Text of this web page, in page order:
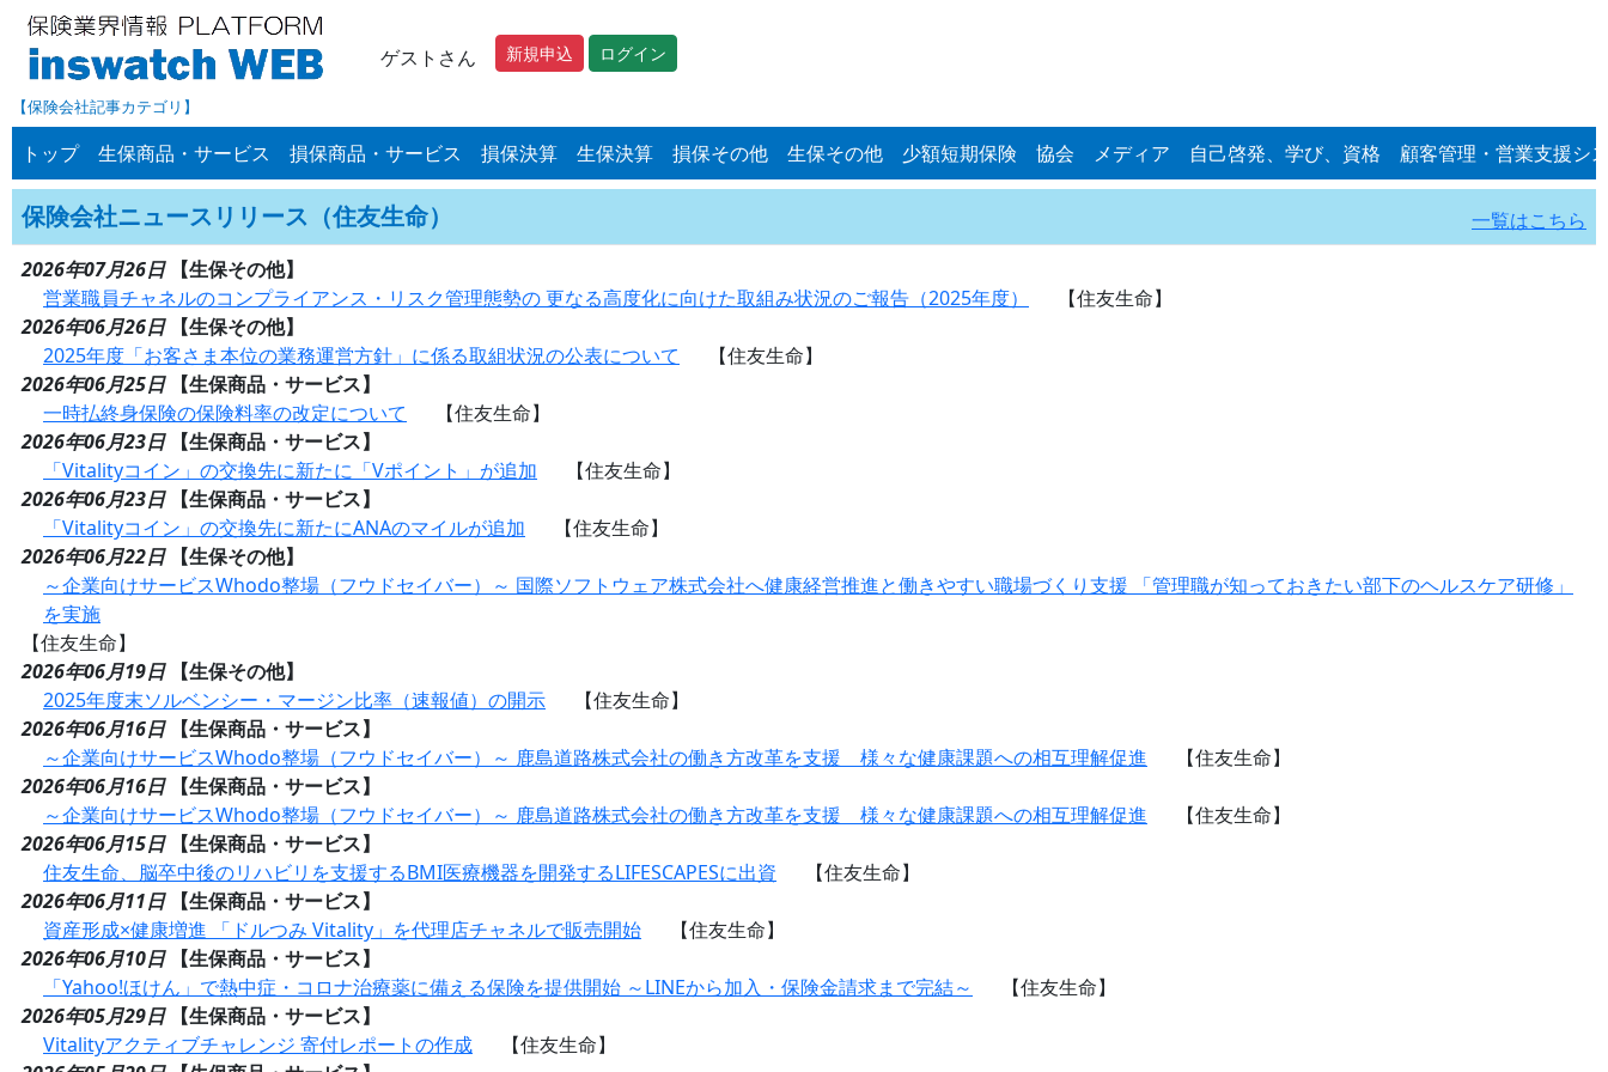
ゲストさん 新規申込 ログイン
【保険会社記事カテゴリ】
トップ 生保商品・サービス 損保商品・サービス 損保決算 生保決算 損保その他 生保その他 少額短期保険 協会 メディア 自己啓発、学び、資格 顧客管理・営業支援シ
保険会社ニュースリリース（住友生命）
一覧はこちら
2026年07月26日
【生保その他】
営業職員チャネルのコンプライアンス・リスク管理態勢の 更なる高度化に向けた取組み状況のご報告（2025年度）
【住友生命】
2026年06月26日
【生保その他】
2025年度「お客さま本位の業務運営方針」に係る取組状況の公表について
【住友生命】
2026年06月25日
【生保商品・サービス】
一時払終身保険の保険料率の改定について
【住友生命】
2026年06月23日
【生保商品・サービス】
「Vitalityコイン」の交換先に新たに「Vポイント」が追加
【住友生命】
2026年06月23日
【生保商品・サービス】
「Vitalityコイン」の交換先に新たにANAのマイルが追加
【住友生命】
2026年06月22日
【生保その他】
～企業向けサービスWhodo整場（フウドセイバー）～ 国際ソフトウェア株式会社へ健康経営推進と働きやすい職場づくり支援 「管理職が知っておきたい部下のヘルスケア研修」
を実施
【住友生命】
2026年06月19日
【生保その他】
2025年度末ソルベンシー・マージン比率（速報値）の開示
【住友生命】
2026年06月16日
【生保商品・サービス】
～企業向けサービスWhodo整場（フウドセイバー）～ 鹿島道路株式会社の働き方改革を支援 様々な健康課題への相互理解促進
【住友生命】
2026年06月16日
【生保商品・サービス】
～企業向けサービスWhodo整場（フウドセイバー）～ 鹿島道路株式会社の働き方改革を支援 様々な健康課題への相互理解促進
【住友生命】
2026年06月15日
【生保商品・サービス】
住友生命、脳卒中後のリハビリを支援するBMI医療機器を開発するLIFESCAPESに出資
【住友生命】
2026年06月11日
【生保商品・サービス】
資産形成×健康増進 「ドルつみ Vitality」を代理店チャネルで販売開始
【住友生命】
2026年06月10日
【生保商品・サービス】
「Yahoo!ほけん」で熱中症・コロナ治療薬に備える保険を提供開始 ～LINEから加入・保険金請求まで完結～
【住友生命】
2026年05月29日
【生保商品・サービス】
Vitalityアクティブチャレンジ 寄付レポートの作成
【住友生命】